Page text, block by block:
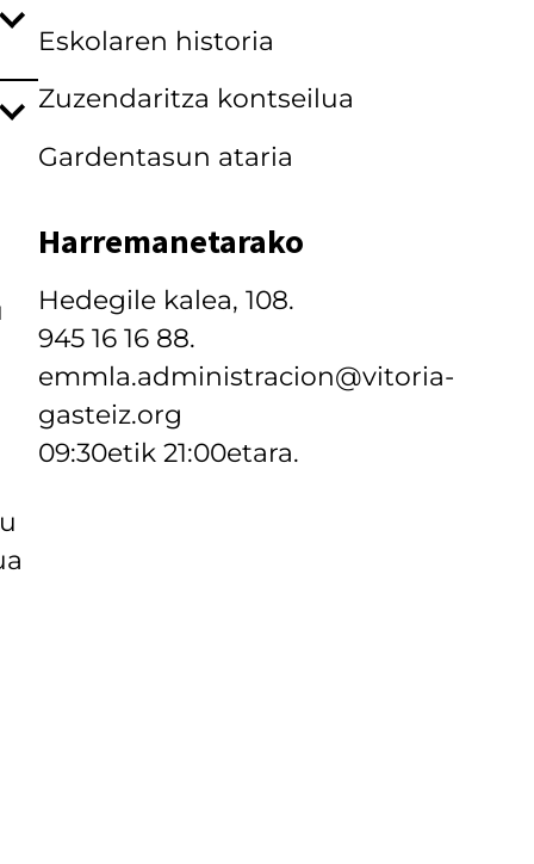
Eskolaren historia
Zuzendaritza kontseilua
Gardentasun ataria
Harremanetarako
Hedegile kalea, 108.
945 16 16 88.
emmla.administracion@vitoria-
gasteiz.org
09:30etik 21:00etara.